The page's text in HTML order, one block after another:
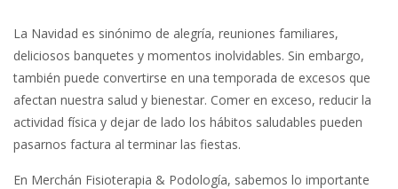
La Navidad es sinónimo de alegría, reuniones familiares,
deliciosos banquetes y momentos inolvidables. Sin embargo,
también puede convertirse en una temporada de excesos que
afectan nuestra salud y bienestar. Comer en exceso, reducir la
actividad física y dejar de lado los hábitos saludables pueden
pasarnos factura al terminar las fiestas.
En Merchán Fisioterapia & Podología, sabemos lo importante